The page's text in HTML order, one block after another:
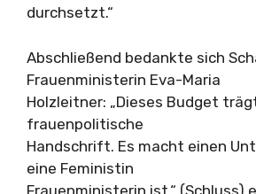
durchsetzt.“
Abschließend bedankte sich
Frauenministerin Eva-Maria
Holzleitner: „Dieses Budget
frauenpolitische
Handschrift. Es macht einen
eine Feministin
Frauenministerin ist.“ (Schluss)